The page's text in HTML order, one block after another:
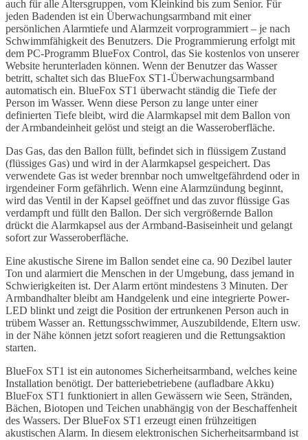
auch für alle Altersgruppen, vom Kleinkind bis zum Senior. Für
jeden Badenden ist ein Überwachungsarmband mit einer
persönlichen Alarmtiefe und Alarmzeit vorprogrammiert – je nach
Schwimmfähigkeit des Benutzers. Die Programmierung erfolgt mit
dem PC-Programm BlueFox Control, das Sie kostenlos von unserer
Website herunterladen können. Wenn der Benutzer das Wasser
betritt, schaltet sich das BlueFox ST1-Überwachungsarmband
automatisch ein. BlueFox ST1 überwacht ständig die Tiefe der
Person im Wasser. Wenn diese Person zu lange unter einer
definierten Tiefe bleibt, wird die Alarmkapsel mit dem Ballon von
der Armbandeinheit gelöst und steigt an die Wasseroberfläche.
Das Gas, das den Ballon füllt, befindet sich in flüssigem Zustand
(flüssiges Gas) und wird in der Alarmkapsel gespeichert. Das
verwendete Gas ist weder brennbar noch umweltgefährdend oder in
irgendeiner Form gefährlich. Wenn eine Alarmzündung beginnt,
wird das Ventil in der Kapsel geöffnet und das zuvor flüssige Gas
verdampft und füllt den Ballon. Der sich vergrößernde Ballon
drückt die Alarmkapsel aus der Armband-Basiseinheit und gelangt
sofort zur Wasseroberfläche.
Eine akustische Sirene im Ballon sendet eine ca. 90 Dezibel lauter
Ton und alarmiert die Menschen in der Umgebung, dass jemand in
Schwierigkeiten ist. Der Alarm ertönt mindestens 3 Minuten. Der
Armbandhalter bleibt am Handgelenk und eine integrierte Power-
LED blinkt und zeigt die Position der ertrunkenen Person auch in
trübem Wasser an. Rettungsschwimmer, Auszubildende, Eltern usw.
in der Nähe können jetzt sofort reagieren und die Rettungsaktion
starten.
BlueFox ST1 ist ein autonomes Sicherheitsarmband, welches keine
Installation benötigt. Der batteriebetriebene (aufladbare Akku)
BlueFox ST1 funktioniert in allen Gewässern wie Seen, Stränden,
Bächen, Biotopen und Teichen unabhängig von der Beschaffenheit
des Wassers. Der BlueFox ST1 erzeugt einen frühzeitigen
akustischen Alarm. In diesem elektronischen Sicherheitsarmband ist